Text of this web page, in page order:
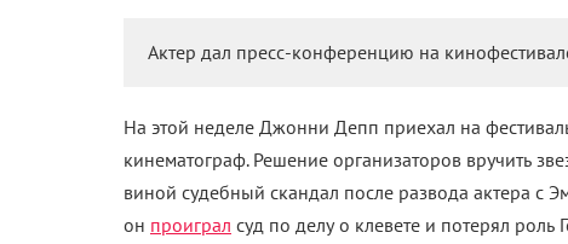
Актер дал пресс-конференцию на
На этой неделе Джонни Депп приехал на
кинематограф. Решение организаторов вручить
виной судебный скандал после развода актера с
он проиграл суд по делу о клевете и потерял роль